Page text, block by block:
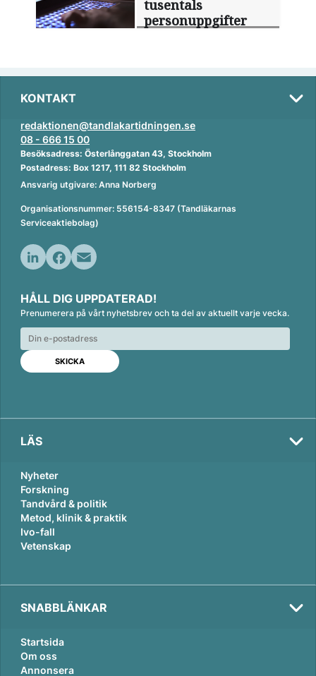
tusentals
personuppgifter
KONTAKT
redaktionen@tandlakartidningen.se
08 - 666 15 00
Besöksadress: Österlånggatan 43, Stockholm
Postadress: Box 1217, 111 82 Stockholm
Ansvarig utgivare: Anna Norberg
Organisationsnummer: 556154-8347 (Tandläkarnas
Serviceaktiebolag)
n
k
e
d
n
c
e
b
o
o
k
a
i
l
HÅLL DIG UPPDATERAD!
Prenumerera på vårt nyhetsbrev och ta del av aktuellt varje vecka.
LÄS
Nyheter
Forskning
Tandvård & politik
Metod, klinik & praktik
Ivo-fall
Vetenskap
SNABBLÄNKAR
Startsida
Om oss
Annonsera